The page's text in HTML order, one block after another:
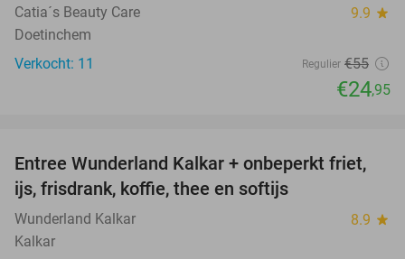
TODAY
Catia´s Beauty Care 9.9 star
Doetinchem
Verkocht: 11
Regulier €55
€24,95
32%
Entree Wunderland Kalkar + onbeperkt friet,
ijs, frisdrank, koffie, thee en softijs
Wunderland Kalkar 8.9 star
Kalkar